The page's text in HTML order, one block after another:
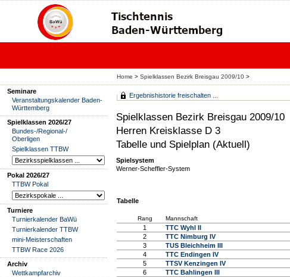
Home > Spielklassen Bezirk Breisgau 2009/10 >
Seminare
Veranstaltungskalender Baden-
Württemberg
Spielklassen 2026/27
Bundes-/Regional-/
Oberligen
Spielklassen TTBW
Pokal 2026/27
TTBW Pokal
Turniere
Turnierkalender BaWü
Turnierkalender TTBW
mini-Meisterschaften
TTBW Race 2026
Archiv
Wettkampfarchiv
Ergebnishistorie freischalten ...
Spielklassen Bezirk Breisgau 2009/10
Herren Kreisklasse D 3
Tabelle und Spielplan (Aktuell)
Spielsystem
Werner-Scheffler-System
Tabelle
Rang Mannschaft
1 TTC Wyhl II
2
TTC Nimburg IV
3
TUS Bleichheim III
4
TTC Endingen IV
5
TTSV Kenzingen IV
6
TTC Bahlingen III